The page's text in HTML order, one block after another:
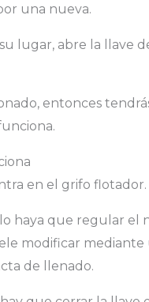
una nueva.
lugar, abre la llave
entonces
en el grifo flotador.
haya que regular el
modificar
de llenado.